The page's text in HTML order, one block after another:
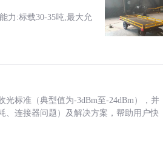
力:标载30-35吨,最大允
标准（典型值为-3dBm至-24dBm），并
、连接器问题）及解决方案，帮助用户快